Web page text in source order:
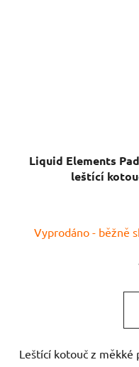
Liquid Elements
leštící
Vyprodáno - běžně
Leštící kotouč z